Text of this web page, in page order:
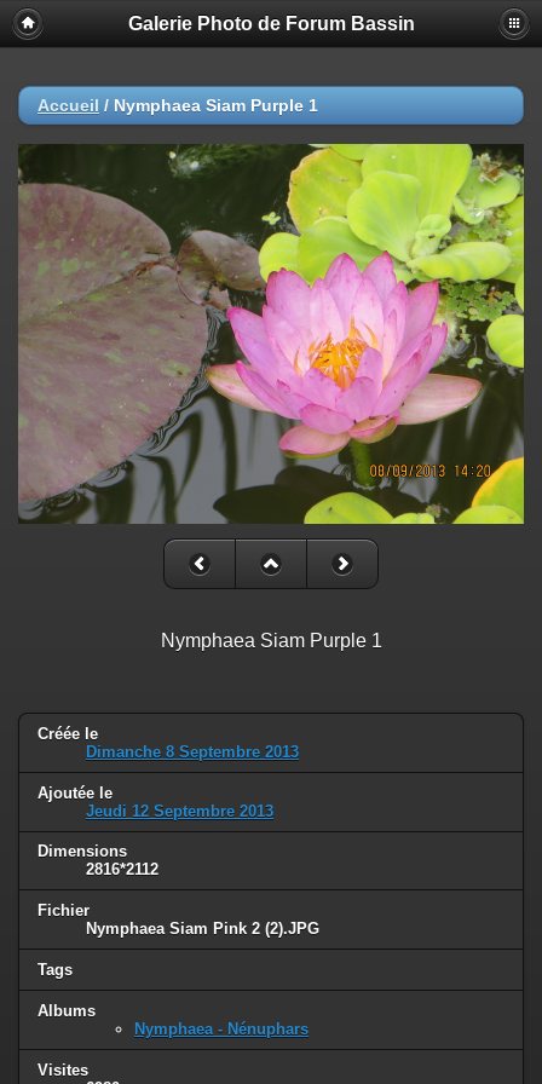
Galerie Photo de Forum Bassin
Accueil / Nymphaea Siam Purple 1
Nymphaea Siam Purple 1
Créée le
Dimanche 8 Septembre 2013
Ajoutée le
Jeudi 12 Septembre 2013
Dimensions
2816*2112
Fichier
Nymphaea Siam Pink 2 (2).JPG
Tags
Albums
Nymphaea - Nénuphars
Visites